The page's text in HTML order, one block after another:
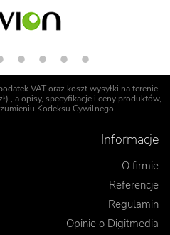
VAT oraz koszt wysyłki na terenie
, a opisy, specyfikacje i ceny produktów,
Kodeksu Cywilnego
Informacje
O firmie
Referencje
Regulamin
Opinie o Digitmedia